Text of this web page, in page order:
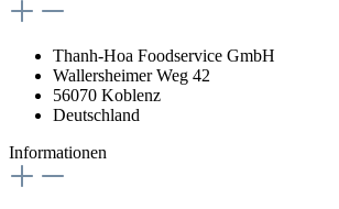
Thanh-Hoa Foodservice GmbH
Wallersheimer Weg 42
56070 Koblenz
Deutschland
Informationen